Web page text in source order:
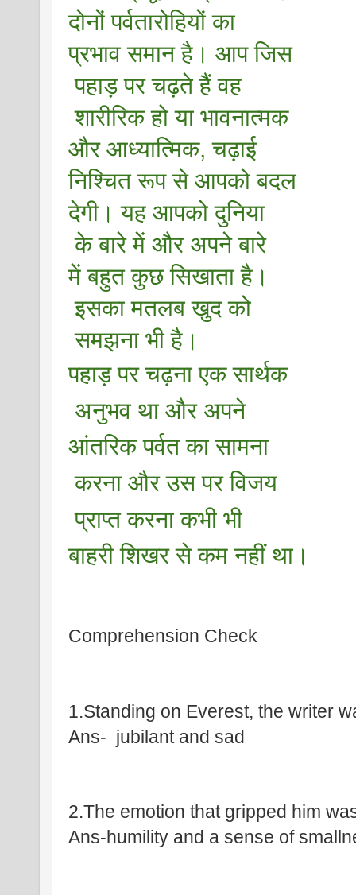
दोनों पर्वतारोहियों का
प्रभाव समान है। आप जिस
पहाड़ पर चढ़ते हैं वह
शारीरिक हो या भावनात्मक
और आध्यात्मिक, चढ़ाई
निश्चित रूप से आपको बदल
देगी। यह आपको दुनिया
के बारे में और अपने बारे
में बहुत कुछ सिखाता है।
इसका मतलब खुद को
समझना भी है।
पहाड़ पर चढ़ना एक सार्थक
अनुभव था और अपने
आंतरिक पर्वत का सामना
करना और उस पर विजय
प्राप्त करना कभी भी
बाहरी शिखर से कम नहीं था।
Comprehension Check
1.Standing on Everest, the writer
Ans-  jubilant and sad
2.The emotion that gripped him
Ans-humility and a sense of